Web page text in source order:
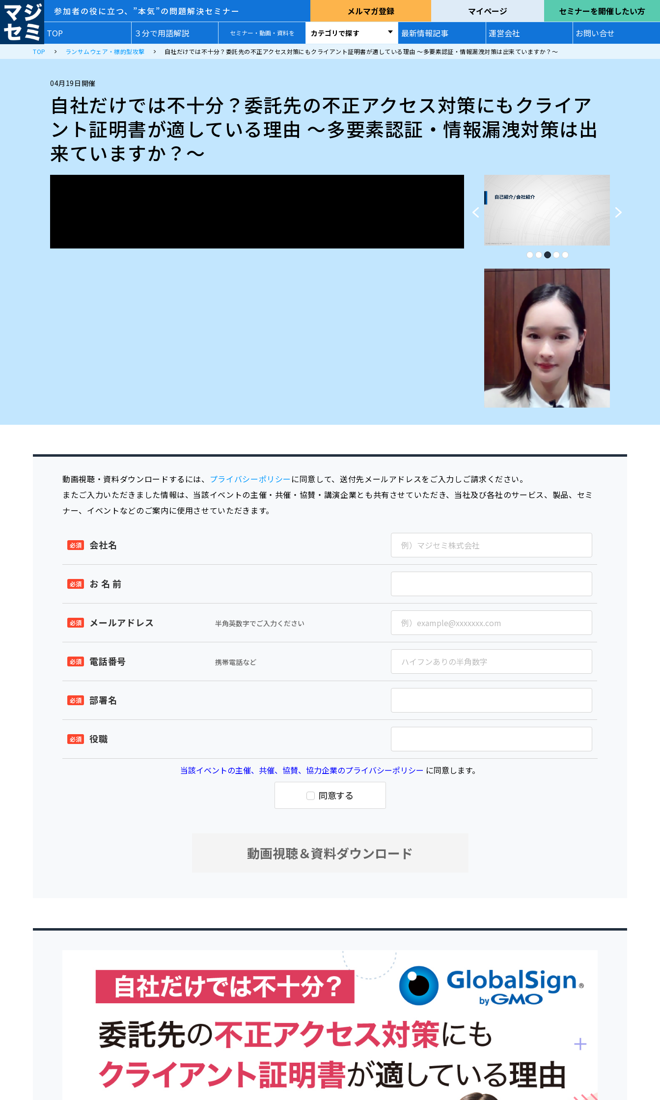
参加者の役に立つ、”本気”の問題解決セミナー メルマガ登録 マイページ
セミナーを開催したい方
TOP
３分で用語解説 セミナー・動画・資料を カテゴリで探す 最新情報記事 運営会社 お問い合せ
TOP ランサムウェア・標的型攻撃 自社だけでは不十分？委託先の不正アクセス対策にもクライアント証明書が適している理由 〜多要素認証・情報漏洩対策は出来ていますか？〜
04月19日開催
自社だけでは不十分？委託先の不正アクセス対策にもクライア
ント証明書が適している理由 〜多要素認証・情報漏洩対策は出
来ていますか？〜
動画視聴・資料ダウンロードするには、 プライバシーポリシー に同意して、送付先メールアドレスをご入力しご請求ください。
またご入力いただきました情報は、当該イベントの主催・共催・協賛・講演企業とも共有させていただき、当社及び各社のサービス、製品、セミ
ナー、イベントなどのご案内に使用させていただきます。
会社名
お 名 前
メールアドレス 半角英数字でご入力ください
電話番号 携帯電話など
部署名
役職
当該イベントの主催、共催、協賛、協力企業のプライバシーポリシー に同意します。
同意する